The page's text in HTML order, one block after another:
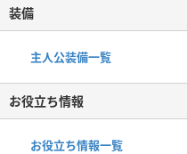
装備
主人公装備一覧
お役立ち情報
お役立ち情報一覧